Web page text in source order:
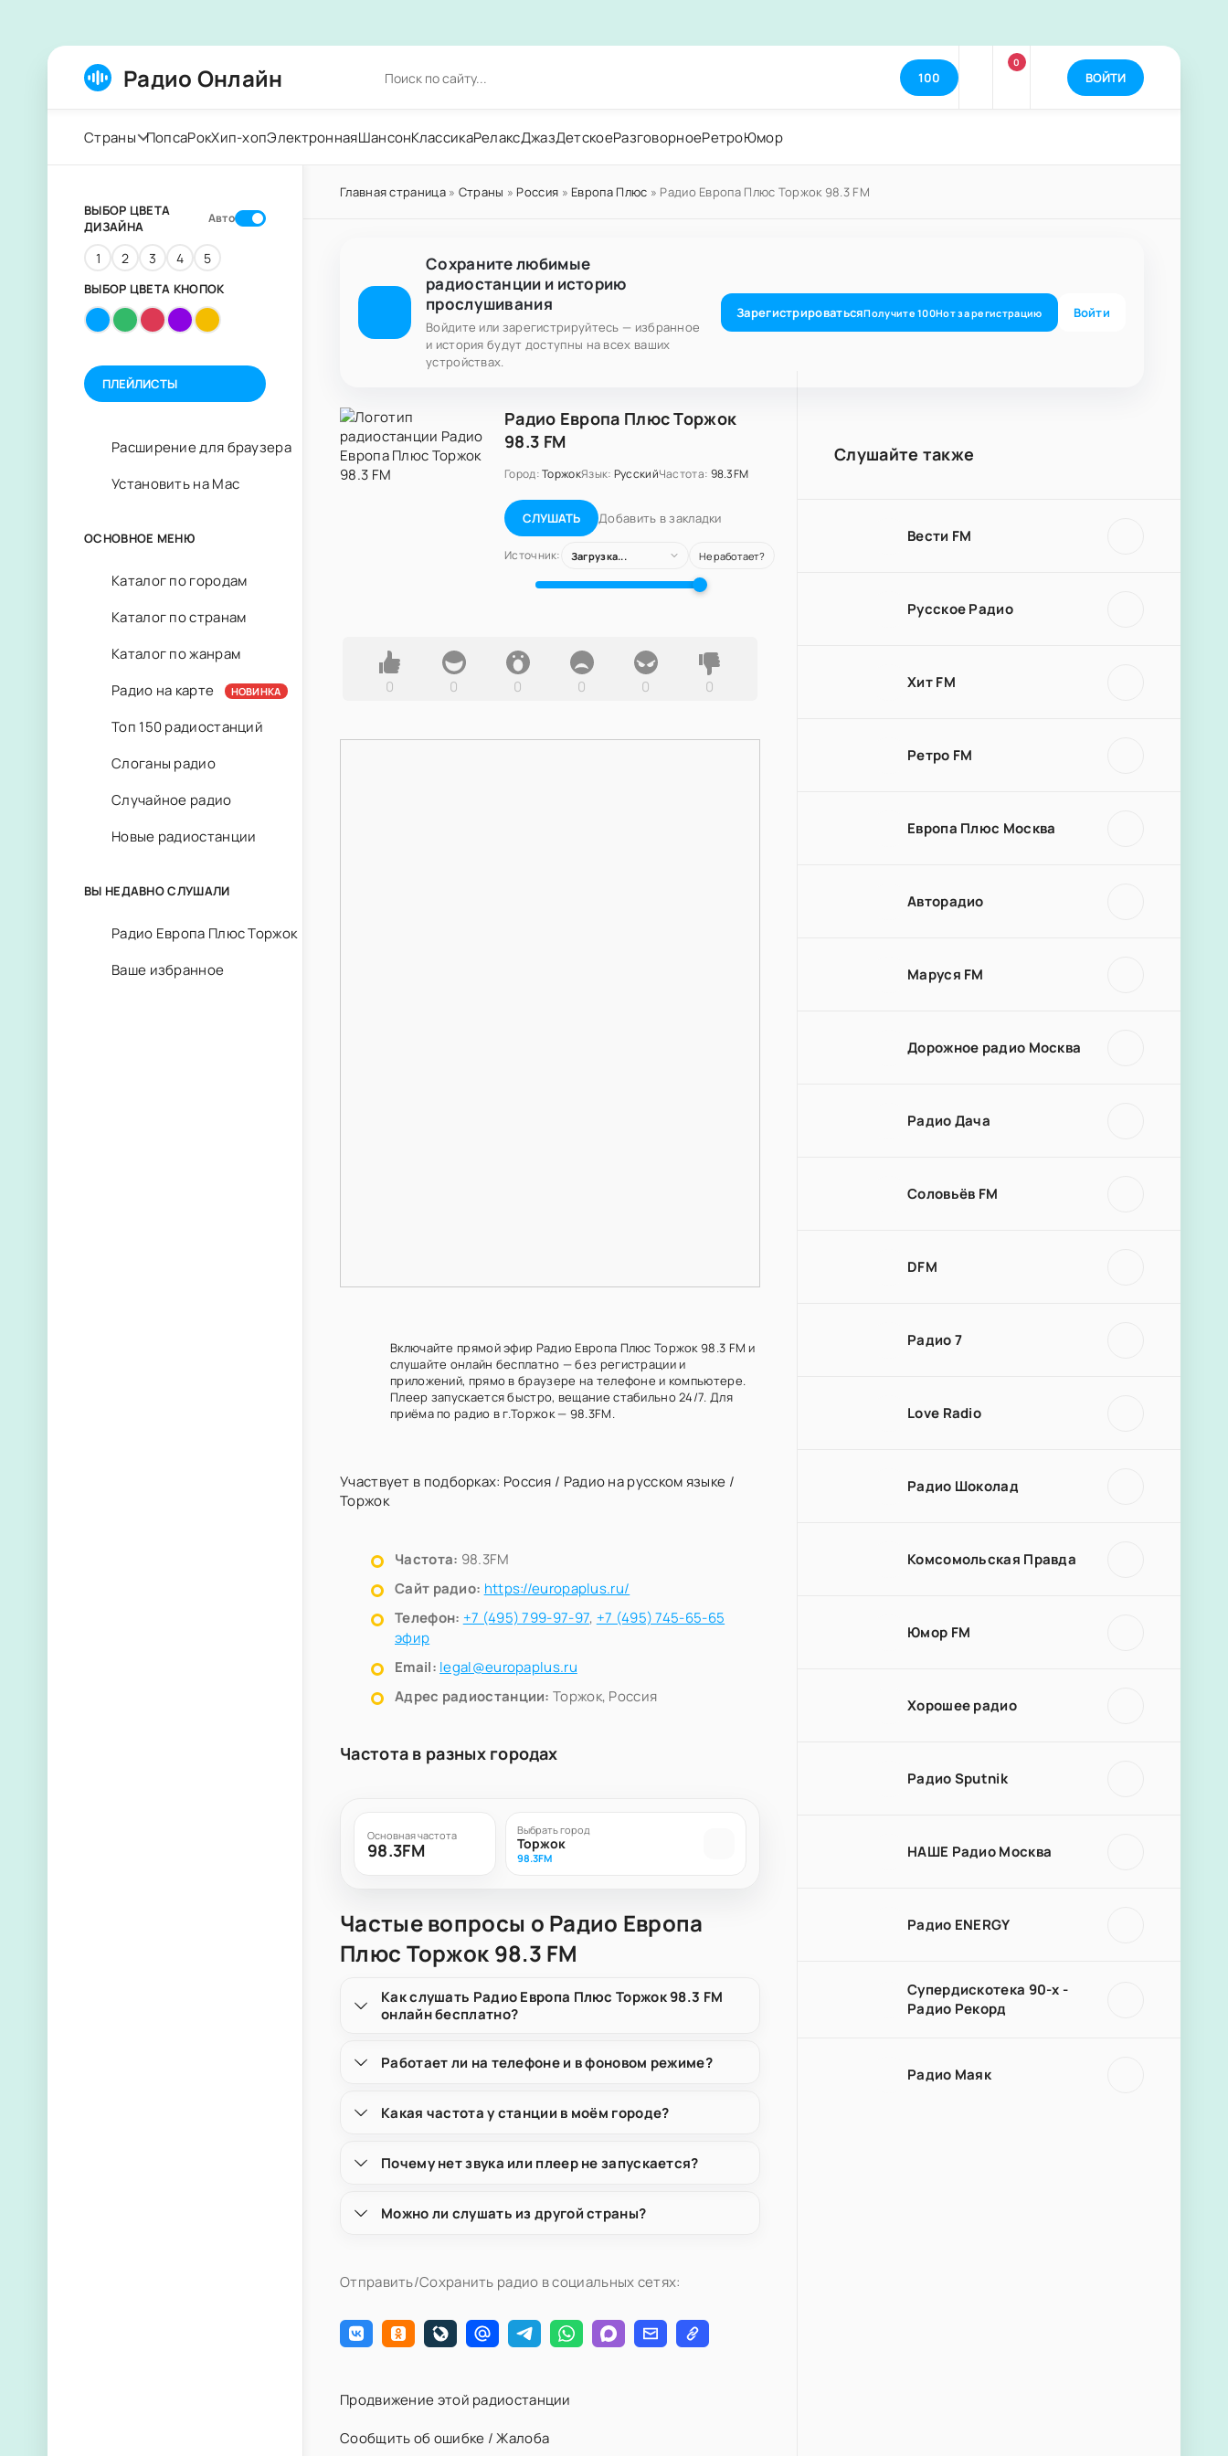
Радио Онлайн 100
0
ВОЙТИ
Страны ПопсаРокХип-хопЭлектроннаяШансонКлассикаРелаксДжазДетскоеРазговорноеРетроЮмор
Главная страница» Страны » Россия » Европа Плюс » Радио Европа Плюс Торжок 98.3 FM
Сохраните любимые
радиостанции и историю
прослушивания
Войдите или зарегистрируйтесь — избранное
и история будут доступны на всех ваших
устройствах.
ЗарегистрироватьсяПолучите100Нотза регистрацию Войти
Радио Европа Плюс Торжок
98.3 FM
Город:ТоржокЯзык: РусскийЧастота: 98.3FM
СЛУШАТЬ Добавить в закладки
Источник: Загрузка... Не работает?
0 0 0 0 0 0
Включайте прямой эфир Радио Европа Плюс Торжок 98.3 FM и
слушайте онлайн бесплатно — без регистрации и
приложений, прямо в браузере на телефоне и компьютере.
Плеер запускается быстро, вещание стабильно 24/7. Для
приёма по радио в г.Торжок — 98.3FM.
Участвует в подборках: Россия / Радио на русском языке /
Торжок
Частота: 98.3FM
Сайт радио: https://europaplus.ru/
Телефон: +7 (495) 799-97-97, +7 (495) 745-65-65
эфир
Email: legal@europaplus.ru
Адрес радиостанции: Торжок, Россия
Частота в разных городах
Основная частота
98.3FM
Выбрать город
Торжок
98.3FM
Частые вопросы о Радио Европа
Плюс Торжок 98.3 FM
Как слушать Радио Европа Плюс Торжок 98.3 FM
онлайн бесплатно?
Работает ли на телефоне и в фоновом режиме?
Какая частота у станции в моём городе?
Почему нет звука или плеер не запускается?
Можно ли слушать из другой страны?
Отправить/Сохранить радио в социальных сетях:
Продвижение этой радиостанции
Сообщить об ошибке / Жалоба
Слушайте также
Вести FM
Русское Радио
Хит FM
Ретро FM
Европа Плюс Москва
Авторадио
Маруся FM
Дорожное радио Москва
Радио Дача
Соловьёв FM
DFM
Радио 7
Love Radio
Радио Шоколад
Комсомольская Правда
Юмор FM
Хорошее радио
Радио Sputnik
НАШЕ Радио Москва
Радио ENERGY
Супердискотека 90-х -
Радио Рекорд
Радио Маяк
ВЫБОР ЦВЕТА
ДИЗАЙНА
Авто
1 2 3 4 5
ВЫБОР ЦВЕТА КНОПОК
ПЛЕЙЛИСТЫ
Расширение для браузера
Установить на Mac
ОСНОВНОЕ МЕНЮ
Каталог по городам
Каталог по странам
Каталог по жанрам
Радио на карте
НОВИНКА
Топ 150 радиостанций
Слоганы радио
Случайное радио
Новые радиостанции
ВЫ НЕДАВНО СЛУШАЛИ
Радио Европа Плюс Торжок
Ваше избранное